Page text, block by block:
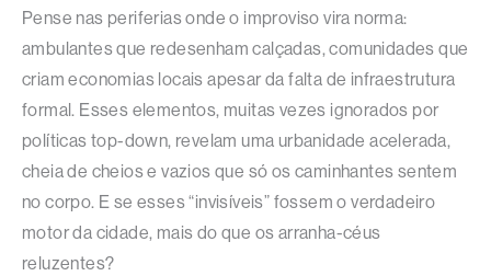
Pense nas periferias onde o improviso vira norma:
ambulantes que redesenham calçadas, comunidades que
criam economias locais apesar da falta de infraestrutura
formal. Esses elementos, muitas vezes ignorados por
políticas top-down, revelam uma urbanidade acelerada,
cheia de cheios e vazios que só os caminhantes sentem
no corpo. E se esses “invisíveis” fossem o verdadeiro
motor da cidade, mais do que os arranha-céus
reluzentes?​